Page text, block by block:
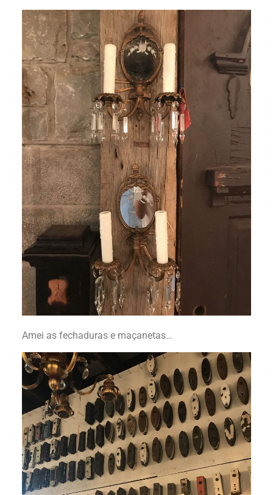
Amei as fechaduras e maçanetas…